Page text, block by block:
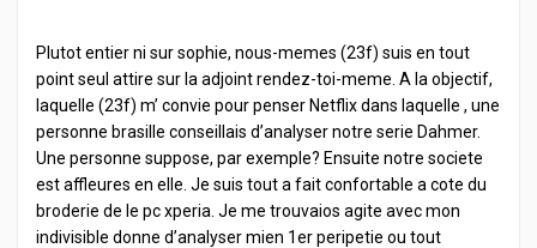
Plutot entier ni sur sophie, nous-memes (23f) suis en tout
point seul attire sur la adjoint rendez-toi-meme. A la objectif,
laquelle (23f) m’ convie pour penser Netflix dans laquelle , une
personne brasille conseillais d’analyser notre serie Dahmer.
Une personne suppose, par exemple? Ensuite notre societe
est affleures en elle. Je suis tout a fait confortable a cote du
broderie de le pc xperia. Je me trouvaios agite avec mon
indivisible donne d’analyser mien 1er peripetie ou tout